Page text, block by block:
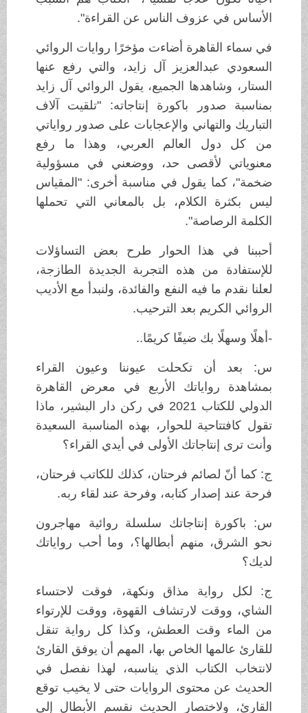
الأساس في عزوف الناس عن القراءة".
في سماء القاهرة أضاءت مؤخرًا روايات الروائي
السعودي عبدالعزيز آل زايد، والتي رفع عنها
الستار، وشاهدها الجميع، يقول الروائي آل زايد
بمناسبة صدور باكورة إنتاجاته: "تلقيت آلاف
التباريك والتهاني والإعجابات على صدور رواياتي
من كل دول العالم العربي، وهذا ما رفع
معنوياتي لأقصى حد، ووضعني في مسؤولية
ضخمة"، كما يقول في مناسبة أخرى: "المقياس
ليس بكثرة الكلام، بل بالمعاني التي تحملها
الكلمة الرصاصة".
أحببنا في هذا الحوار طرح بعض التساؤلات
للإستفادة من هذه التجربة الجديدة الطازجة،
لعلنا نقدم ما فيه النفع والفائدة، ولنبدأ مع الأديب
الروائي الكريم بعد الترحيب.
-أهلًا وسهلًا بك ضيفًا كريمًا..
س: بعد أن تكحلت عيوننا وعيون القراء
بمشاهدة رواياتك الأربع في معرض القاهرة
الدولي للكتاب 2021 في ركن دار البشير، ماذا
تقول كافتتاحية للحوار، بهذه المناسبة السعيدة
وأنت ترى إنتاجاتك الأولى في أيدي القراء؟
ج: كما أنّ لصائم فرحتان، كذلك للكاتب فرحتان،
فرحة عند إصدار كتابه، وفرحة عند لقاء ربه.
س: باكورة إنتاجاتك سلسلة روائية مهاجرون
نحو الشرق، منهم أبطالها؟، وما أحب رواياتك
لديك؟
ج: لكل رواية مذاق ونكهة، فوقت لاحتساء
الشاي، ووقت لارتشاف القهوة، ووقت للإرتواء
من الماء وقت العطش، وكذا كل رواية تنقل
للقارئ عالمها الخاص بها، المهم أن يوفق القارئ
لانتخاب الكتاب الذي يناسبه، لهذا نفصل في
الحديث عن محتوى الروايات حتى لا يخيب توقع
القارئ، ولاختصار الحديث نقسم الأبطال إلى